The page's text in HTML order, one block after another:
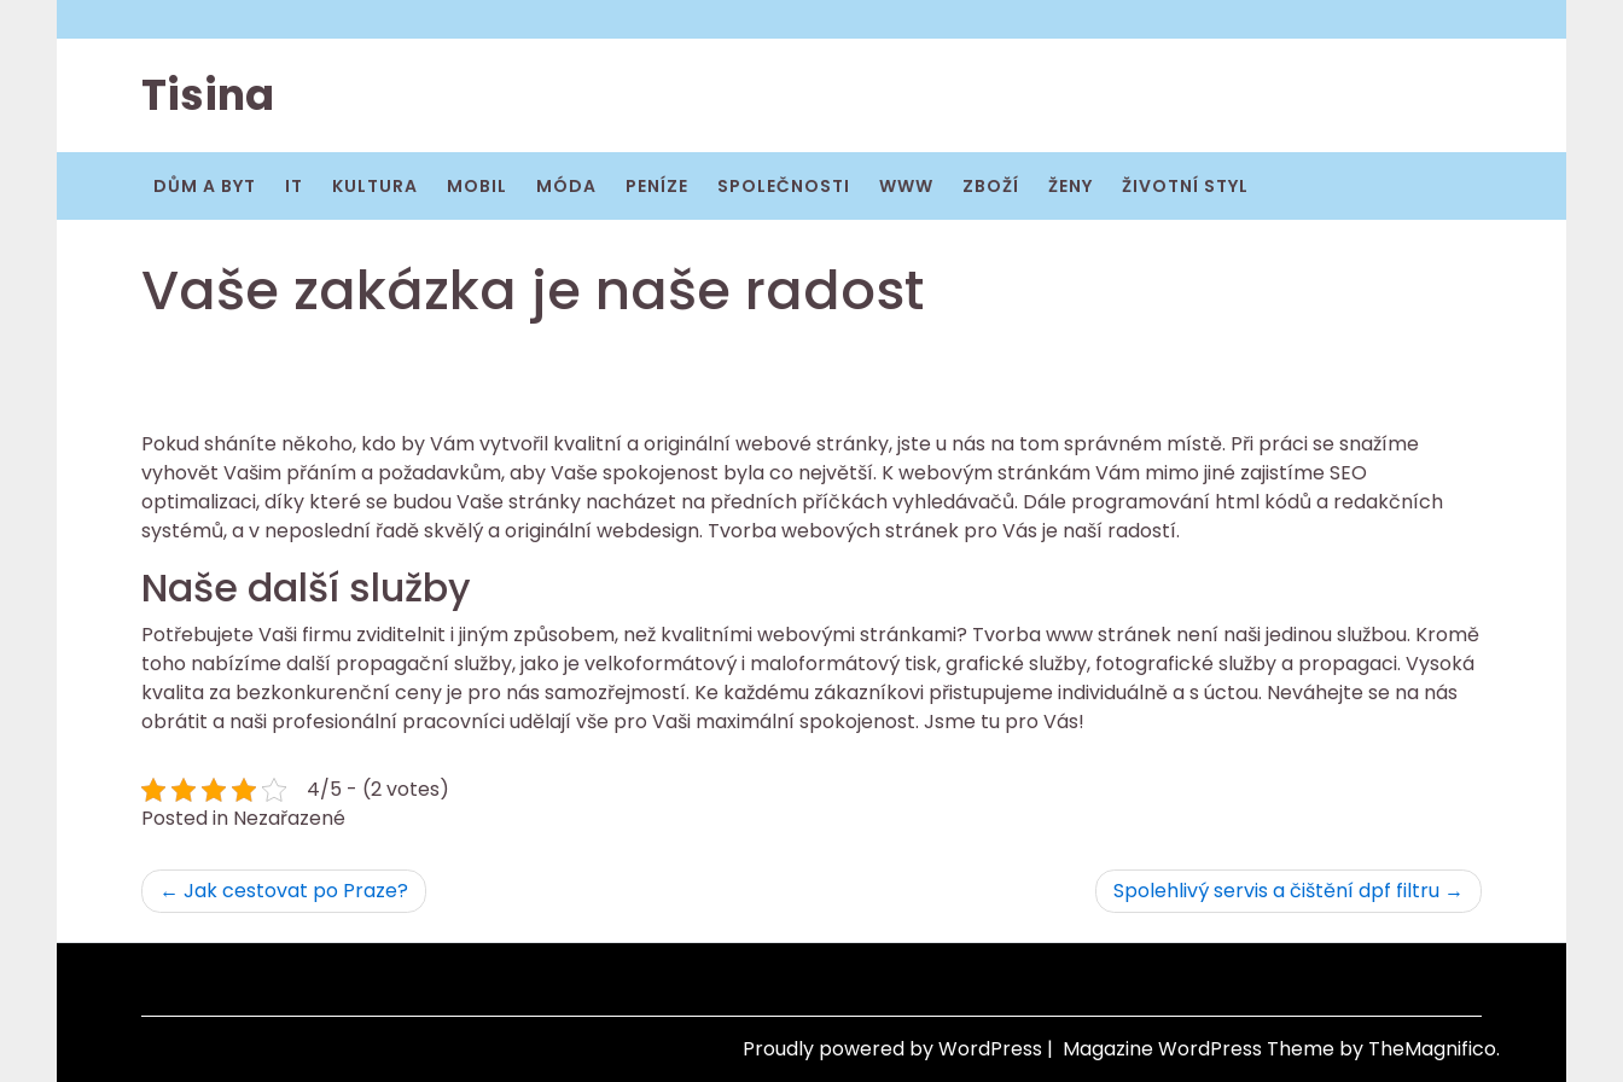
to
Tisina
DŮM A BYT IT KULTURA MOBIL MÓDA PENÍZE SPOLEČNOSTI WWW ZBOŽÍ ŽENY ŽIVOTNÍ STYL
Vaše zakázka je naše radost
Pokud sháníte někoho, kdo by Vám vytvořil kvalitní a originální webové stránky, jste u nás na tom správném místě. Při práci se snažíme
vyhovět Vašim přáním a požadavkům, aby Vaše spokojenost byla co největší. K webovým stránkám Vám mimo jiné zajistíme SEO
optimalizaci, díky které se budou Vaše stránky nacházet na předních příčkách vyhledávačů. Dále programování html kódů a redakčních
systémů, a v neposlední řadě skvělý a originální webdesign. Tvorba webových stránek pro Vás je naší radostí.
Naše další služby
Potřebujete Vaši firmu zviditelnit i jiným způsobem, než kvalitními webovými stránkami? Tvorba www stránek není naši jedinou službou. Kromě
toho nabízíme další propagační služby, jako je velkoformátový i maloformátový tisk, grafické služby, fotografické služby a propagaci. Vysoká
kvalita za bezkonkurenční ceny je pro nás samozřejmostí. Ke každému zákazníkovi přistupujeme individuálně a s úctou. Neváhejte se na nás
obrátit a naši profesionální pracovníci udělají vše pro Vaši maximální spokojenost. Jsme tu pro Vás!
4/5 - (2 votes)
Posted in Nezařazené
Navigace
pro
Jak cestovat po Praze? Spolehlivý servis a čištění dpf filtru
Proudly powered by WordPress | Magazine WordPress Theme by TheMagnifico.